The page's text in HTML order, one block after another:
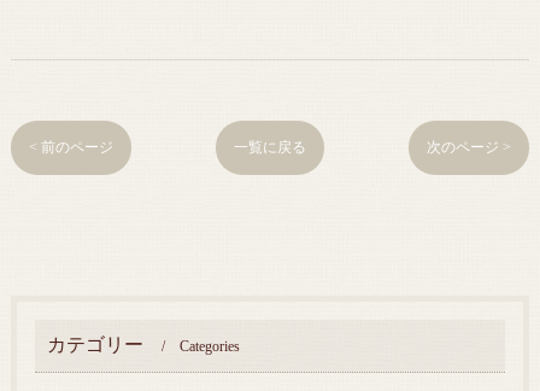
< 前のページ 一覧に戻る 次のページ >
カテゴリー Categories